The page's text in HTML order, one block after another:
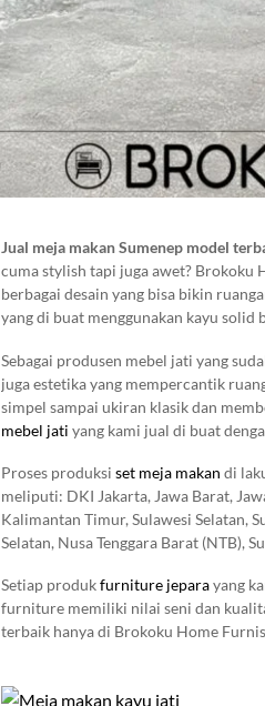
Jual meja makan Sumenep model
cuma stylish tapi juga awet? Brokoku
berbagai desain yang bisa bikin
yang di buat menggunakan kayu solid
makan, café, resto, bar dan lain
Sebagai produsen mebel jati yang
juga estetika yang mempercantik
simpel sampai ukiran klasik dan
mebel jati yang kami jual di buat
Proses produksi set meja makan di
meliputi: DKI Jakarta, Jawa Barat,
Kalimantan Timur, Sulawesi Selatan,
Selatan, Nusa Tenggara Barat (NTB),
Barat, Bangka Belitung, Kalimantan
Kalimantan Tengah
Setiap produkfurniture jeparayang
furniture memiliki nilai seni dan
terbaik hanya di Brokoku Home